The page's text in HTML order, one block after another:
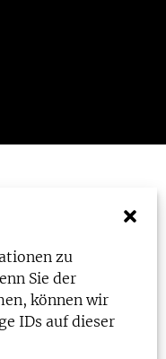
zu
Sie der
können wir
IDs auf dieser